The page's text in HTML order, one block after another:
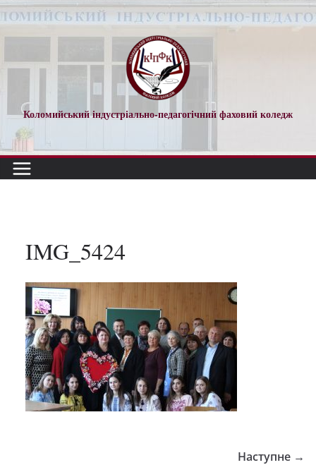
Перейти
до
Коломийський індустріально-педагогічний фаховий коледж
IMG_5424
Наступне →